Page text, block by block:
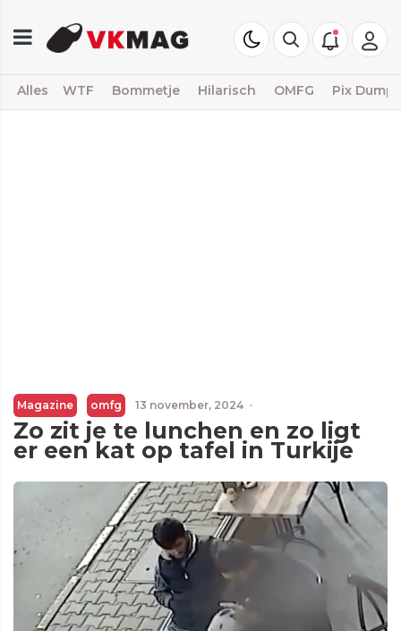
Alles WTF Bommetje Hilarisch OMFG Pix Dump
Magazine omfg 13 november, 2024 ·
Zo zit je te lunchen en zo ligt
er een kat op tafel in Turkije